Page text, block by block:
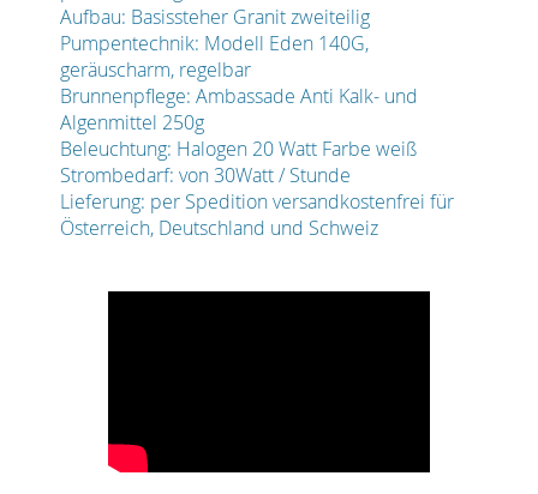
Aufbau: Basissteher Granit zweiteilig
Pumpentechnik: Modell Eden 140G,
geräuscharm, regelbar
Brunnenpflege: Ambassade Anti Kalk- und
Algenmittel 250g
Beleuchtung: Halogen 20 Watt Farbe weiß
Strombedarf: von 30Watt / Stunde
Lieferung: per Spedition versandkostenfrei für
Österreich, Deutschland und Schweiz